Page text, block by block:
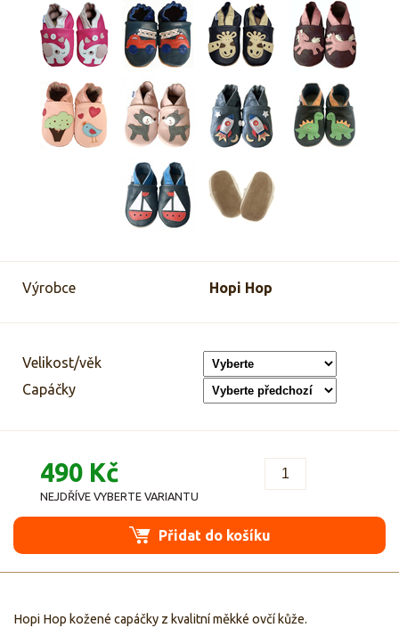
Výrobce Hopi Hop
Velikost/věk
Capáčky
490 Kč
NEJDŘÍVE VYBERTE VARIANTU
Přidat do košíku
Hopi Hop kožené capáčky z kvalitní měkké ovčí kůže.